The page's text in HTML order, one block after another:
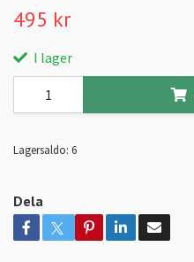
495 kr
I lager
Lagersaldo: 6
Dela